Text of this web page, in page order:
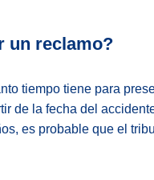
un reclamo?
tiempo tiene para
de la fecha del
es probable que el